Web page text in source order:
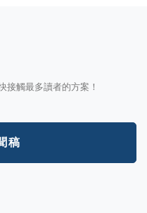
接觸最多讀者的方案！
稿